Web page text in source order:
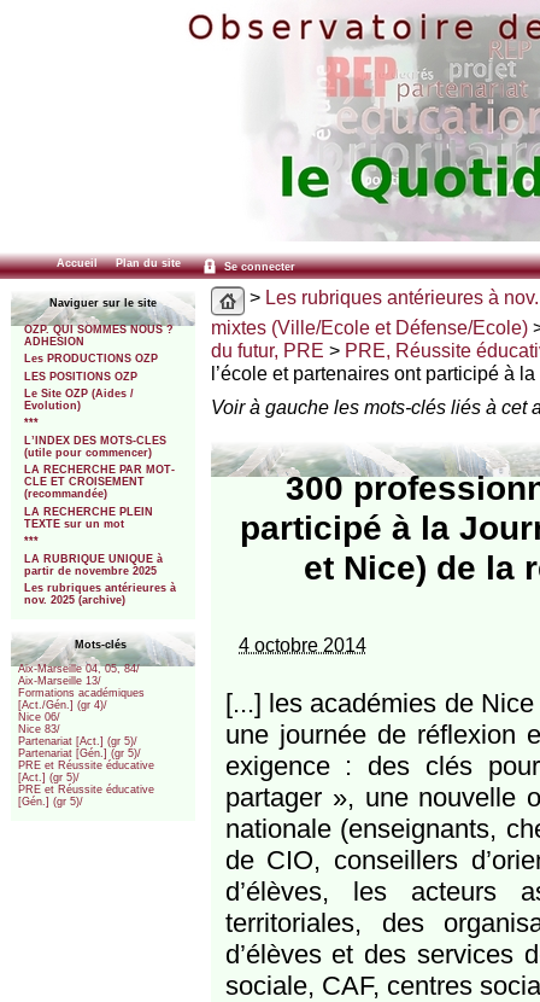
Accueil Plan du site Se connecter
Naviguer sur le site
OZP. QUI SOMMES NOUS ?
ADHESION
Les PRODUCTIONS OZP
LES POSITIONS OZP
Le Site OZP (Aides /
Evolution)
***
L’INDEX DES MOTS-CLES
(utile pour commencer)
LA RECHERCHE PAR MOT-
CLE ET CROISEMENT
(recommandée)
LA RECHERCHE PLEIN
TEXTE sur un mot
***
LA RUBRIQUE UNIQUE à
partir de novembre 2025
Les rubriques antérieures à
nov. 2025 (archive)
Mots-clés
Aix-Marseille 04, 05, 84/
Aix-Marseille 13/
Formations académiques
[Act./Gén.] (gr 4)/
Nice 06/
Nice 83/
Partenariat [Act.] (gr 5)/
Partenariat [Gén.] (gr 5)/
PRE et Réussite éducative
[Act.] (gr 5)/
PRE et Réussite éducative
[Gén.] (gr 5)/
> Les rubriques antérieures à
mixtes (Ville/Ecole et Défense/Ecole)
du futur, PRE > PRE, Réussite
l’école et partenaires ont participé à
Voir à gauche les mots-clés liés à cet
300
participé à la
et Nice) de la
4 octobre 2014
[...] les académies de
une journée de réflexion
exigence : des clés
partager », une nouvelle
nationale (enseignants,
de CIO, conseillers
d’élèves, les acteurs
territoriales, des
d’élèves et des services
sociale, CAF, centres